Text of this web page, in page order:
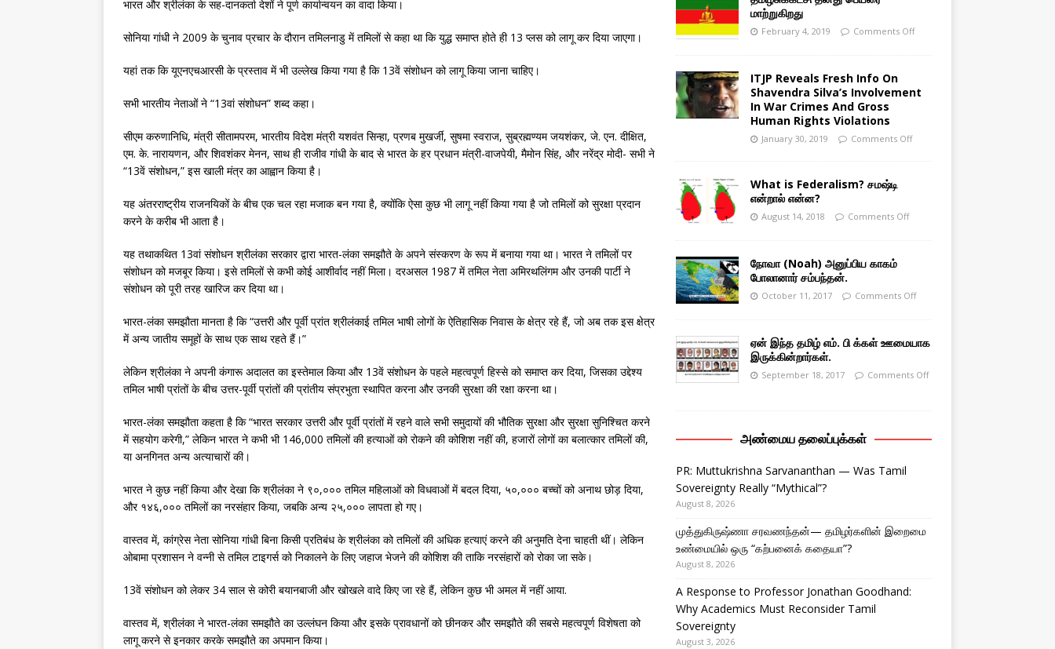
भारत और श्रीलंका के सह-दानकर्ता देशों ने पूर्ण कार्यान्वयन का वादा किया।
सोनिया गांधी ने 2009 के चुनाव प्रचार के दौरान तमिलनाडु में तमिलों से कहा था कि युद्ध समाप्त होते ही 13 प्लस को लागू कर दिया जाएगा।
यहां तक ​​कि यूएनएचआरसी के प्रस्ताव में भी उल्लेख किया गया है कि 13वें संशोधन को लागू किया जाना चाहिए।
सभी भारतीय नेताओं ने “13वां संशोधन” शब्द कहा।
सीएम करुणानिधि, मंत्री सीतामपरम, भारतीय विदेश मंत्री यशवंत सिन्हा, प्रणब मुखर्जी, सुषमा स्वराज, सुब्रह्मण्यम जयशंकर, जे. एन. दीक्षित,
एम. के. नारायणन, और शिवशंकर मेनन, साथ ही राजीव गांधी के बाद से भारत के हर प्रधान मंत्री-वाजपेयी, मैमोन सिंह, और नरेंद्र मोदी- सभी ने
“13वें संशोधन,” इस खाली मंत्र का आह्वान किया है।
यह अंतरराष्ट्रीय राजनयिकों के बीच एक चल रहा मजाक बन गया है, क्योंकि ऐसा कुछ भी लागू नहीं किया गया है जो तमिलों को सुरक्षा प्रदान
करने के करीब भी आता है।
यह तथाकथित 13वां संशोधन श्रीलंका सरकार द्वारा भारत-लंका समझौते के अपने संस्करण के रूप में बनाया गया था। भारत ने तमिलों पर
संशोधन को मजबूर किया। इसे तमिलों से कभी कोई आशीर्वाद नहीं मिला। दरअसल 1987 में तमिल नेता अमिरथलिंगम और उनकी पार्टी ने
संशोधन को पूरी तरह खारिज कर दिया था।
भारत-लंका समझौता मानता है कि “उत्तरी और पूर्वी प्रांत श्रीलंकाई तमिल भाषी लोगों के ऐतिहासिक निवास के क्षेत्र रहे हैं, जो अब तक इस क्षेत्र
में अन्य जातीय समूहों के साथ एक साथ रहते हैं।”
लेकिन श्रीलंका ने अपनी कंगारू अदालत का इस्तेमाल किया और 13वें संशोधन के पहले महत्वपूर्ण हिस्से को समाप्त कर दिया, जिसका उद्देश्य
तमिल भाषी प्रांतों के बीच उत्तर-पूर्वी प्रांतों की प्रांतीय संप्रभुता स्थापित करना और उनकी सुरक्षा की रक्षा करना था।
भारत-लंका समझौता कहता है कि “भारत सरकार उत्तरी और पूर्वी प्रांतों में रहने वाले सभी समुदायों की भौतिक सुरक्षा और सुरक्षा सुनिश्चित करने
में सहयोग करेगी,” लेकिन भारत ने कभी भी 146,000 तमिलों की हत्याओं को रोकने की कोशिश नहीं की, हजारों लोगों का बलात्कार तमिलों की,
या अनगिनत अन्य अत्याचारों की।
भारत ने कुछ नहीं किया और देखा कि श्रीलंका ने ९०,००० तमिल महिलाओं को विधवाओं में बदल दिया, ५०,००० बच्चों को अनाथ छोड़ दिया,
और १४६,००० तमिलों का नरसंहार किया, जबकि अन्य २५,००० लापता हो गए।
वास्तव में, कांग्रेस नेता सोनिया गांधी बिना किसी प्रतिबंध के श्रीलंका को तमिलों की अधिक हत्याएं करने की अनुमति देना चाहती थीं। लेकिन
ओबामा प्रशासन ने वन्नी से तमिल टाइगर्स को निकालने के लिए जहाज भेजने की कोशिश की ताकि नरसंहारों को रोका जा सके।
13वें संशोधन को लेकर 34 साल से कोरी बयानबाजी और खोखले वादे किए जा रहे हैं, लेकिन कुछ भी अमल में नहीं आया.
वास्तव में, श्रीलंका ने भारत-लंका समझौते का उल्लंघन किया और इसके प्रावधानों को छीनकर और समझौते की सबसे महत्वपूर्ण विशेषता को
लागू करने से इनकार करके समझौते का अपमान किया।
மாற்றுகிறது
February 4, 2019 Comments Off
ITJP Reveals Fresh Info On
Shavendra Silva’s Involvement
In War Crimes And Gross
Human Rights Violations
January 30, 2019 Comments Off
What is Federalism? சமஷ்டி
என்றால் என்ன?
August 14, 2018 Comments Off
நோவா (Noah) அனுப்பிய காகம்
போலானார் சம்பந்தன்.
October 11, 2017 Comments Off
ஏன் இந்த தமிழ் எம். பி க்கள் ஊமையாக
இருக்கின்றார்கள்.
September 18, 2017 Comments Off
அண்மைய தலைப்புக்கள்
PR: Muttukrishna Sarvananthan — Was Tamil
Sovereignty Really “Mythical”?
August 8, 2026
முத்துகிருஷ்ணா சரவணந்தன்— தமிழர்களின் இறைமை
உண்மையில் ஒரு “கற்பனைக் கதையா”?
August 8, 2026
A Response to Professor Jonathan Goodhand:
Why Academics Must Reconsider Tamil
Sovereignty
August 3, 2026